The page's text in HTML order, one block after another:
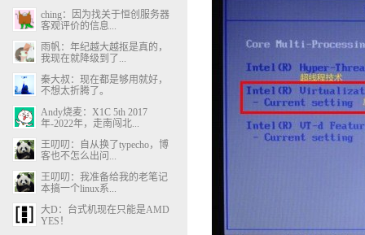
ching：因为找关于恒创服务器
客观评价的信息...
雨帆：年纪越大越抠是真的，
我现在就降级到了...
秦大叔：现在都是够用就好，
不想太折腾了。
Andy烧麦：X1C 5th 2017
年-2022年，走南闯北...
王叨叨：自从换了typecho，博
客也不怎么出问...
王叨叨：我准备给我的老笔记
本搞一个linux系...
大D：台式机现在只能是AMD
YES！